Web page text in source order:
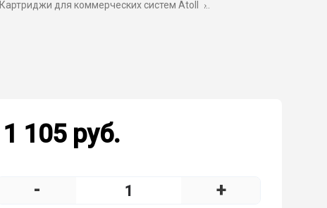
Картриджи для коммерческих систем Atoll
1 105 руб.
- +